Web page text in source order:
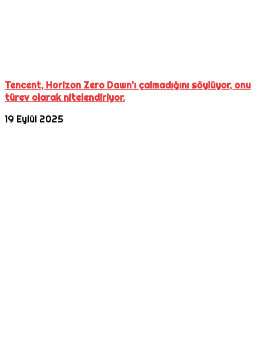
Tencent, Horizon Zero Dawn'ı çalmadığını söylüyor, onu
türev olarak nitelendiriyor.
19 Eylül 2025